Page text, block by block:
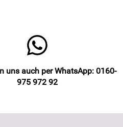
uns auch per WhatsApp: 0160-
975 972 92